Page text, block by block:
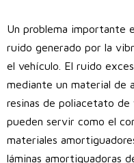
Un problema importante
ruido generado por la
el vehículo. El ruido
mediante un material de
resinas de poliacetato
pueden servir como el
materiales
láminas amortiguadoras